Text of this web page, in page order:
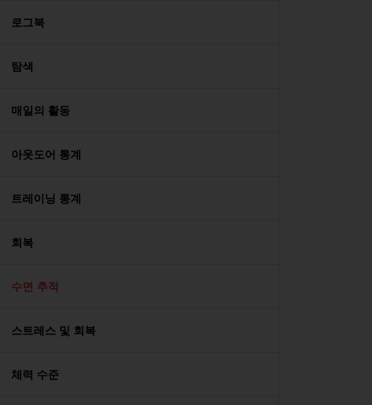
로그북
탐색
매일의 활동
아웃도어 통계
트레이닝 통계
회복
수면 추적
스트레스 및 회복
체력 수준